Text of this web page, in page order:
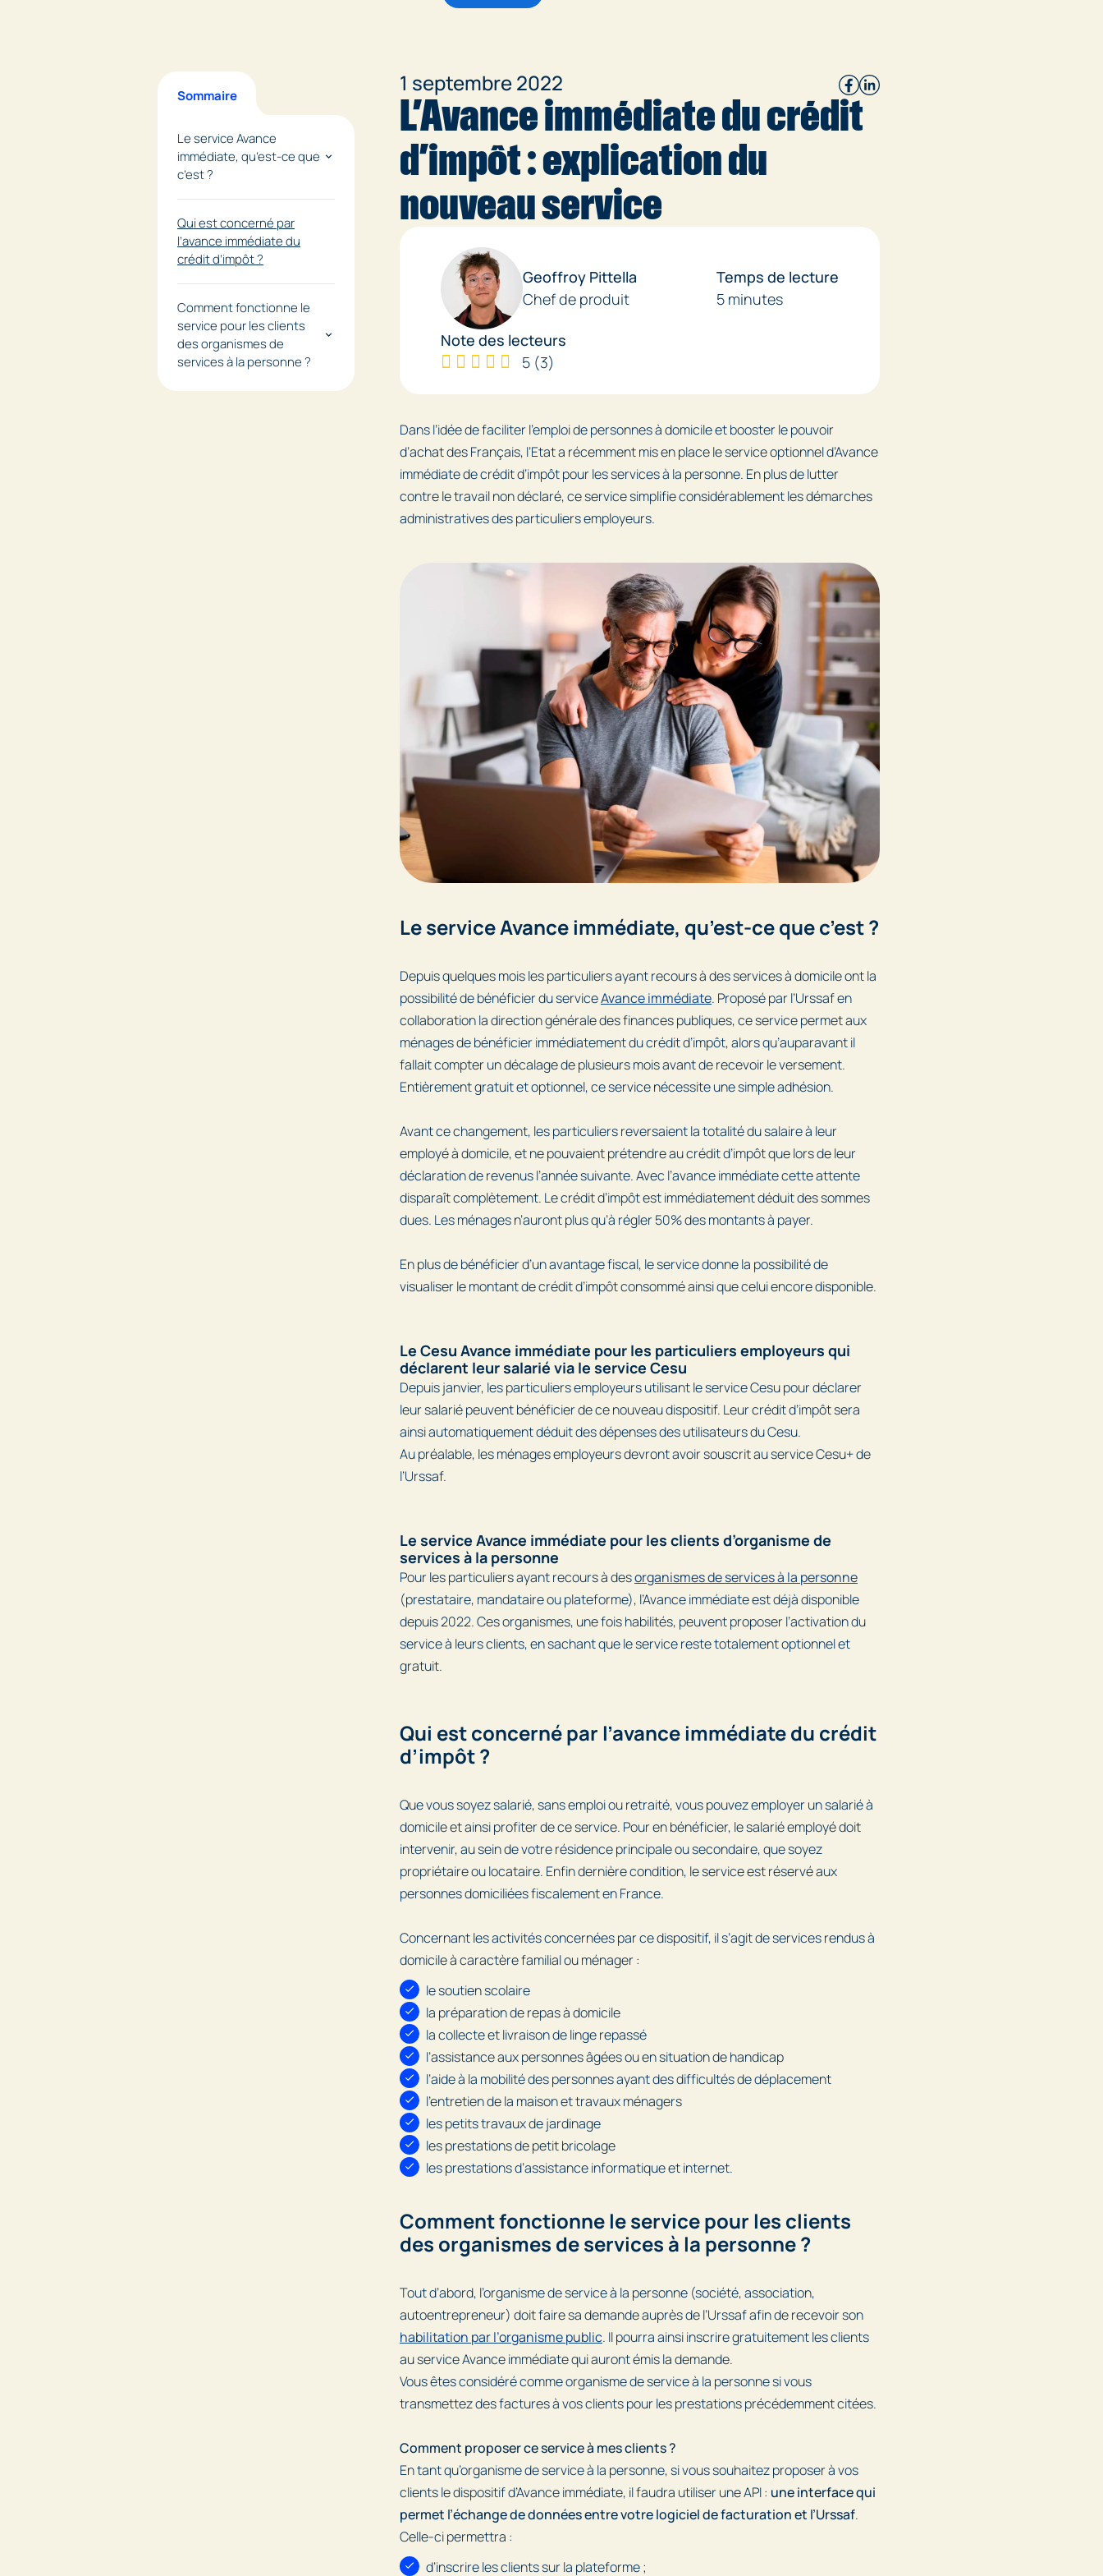
Sommaire
Le service Avance
immédiate, qu’est-ce que
c’est ?
Qui est concerné par
l’avance immédiate du
crédit d’impôt ?
Comment fonctionne le
service pour les clients
des organismes de
services à la personne ?
1 septembre 2022
L’Avance immédiate du crédit
d’impôt : explication du
nouveau service
Geoffroy Pittella
Chef de produit
Temps de lecture
5 minutes
Note des lecteurs
5 (3)
Dans l’idée de faciliter l’emploi de personnes à domicile et booster le pouvoir
d’achat des Français, l’Etat a récemment mis en place le service optionnel d’Avance
immédiate de crédit d’impôt pour les services à la personne. En plus de lutter
contre le travail non déclaré, ce service simplifie considérablement les démarches
administratives des particuliers employeurs.
Le service Avance immédiate, qu’est-ce que c’est ?
Depuis quelques mois les particuliers ayant recours à des services à domicile ont la
possibilité de bénéficier du serviceAvance immédiate. Proposé par l’Urssaf en
collaboration la direction générale des finances publiques, ce service permet aux
ménages de bénéficier immédiatement du crédit d’impôt, alors qu’auparavant il
fallait compter un décalage de plusieurs mois avant de recevoir le versement.
Entièrement gratuit et optionnel, ce service nécessite une simple adhésion.
Avant ce changement, les particuliers reversaient la totalité du salaire à leur
employé à domicile, et ne pouvaient prétendre au crédit d’impôt que lors de leur
déclaration de revenus l’année suivante. Avec l’avance immédiate cette attente
disparaît complètement. Le crédit d’impôt est immédiatement déduit des sommes
dues. Les ménages n’auront plus qu’à régler 50% des montants à payer.
En plus de bénéficier d’un avantage fiscal, le service donne la possibilité de
visualiser le montant de crédit d’impôt consommé ainsi que celui encore disponible.
Le Cesu Avance immédiate pour les particuliers employeurs qui
déclarent leur salarié via le service Cesu
Depuis janvier, les particuliers employeurs utilisant le service Cesu pour déclarer
leur salarié peuvent bénéficier de ce nouveau dispositif. Leur crédit d’impôt sera
ainsi automatiquement déduit des dépenses des utilisateurs du Cesu.
Au préalable, les ménages employeurs devront avoir souscrit au service Cesu+ de
l’Urssaf.
Le service Avance immédiate pour les clients d’organisme de
services à la personne
Pour les particuliers ayant recours à desorganismes de services à la personne
(prestataire, mandataire ou plateforme), l’Avance immédiate est déjà disponible
depuis 2022. Ces organismes, une fois habilités, peuvent proposer l’activation du
service à leurs clients, en sachant que le service reste totalement optionnel et
gratuit.
Qui est concerné par l’avance immédiate du crédit
d’impôt ?
Que vous soyez salarié, sans emploi ou retraité, vous pouvez employer un salarié à
domicile et ainsi profiter de ce service. Pour en bénéficier, le salarié employé doit
intervenir, au sein de votre résidence principale ou secondaire, que soyez
propriétaire ou locataire. Enfin dernière condition, le service est réservé aux
personnes domiciliées fiscalement en France.
Concernant les activités concernées par ce dispositif, il s’agit de services rendus à
domicile à caractère familial ou ménager :
le soutien scolaire
la préparation de repas à domicile
la collecte et livraison de linge repassé
l’assistance aux personnes âgées ou en situation de handicap
l’aide à la mobilité des personnes ayant des difficultés de déplacement
l’entretien de la maison et travaux ménagers
les petits travaux de jardinage
les prestations de petit bricolage
les prestations d’assistance informatique et internet.
Comment fonctionne le service pour les clients
des organismes de services à la personne ?
Tout d’abord, l’organisme de service à la personne (société, association,
autoentrepreneur) doit faire sa demande auprès de l’Urssaf afin de recevoir son
habilitation par l’organisme public. Il pourra ainsi inscrire gratuitement les clients
au service Avance immédiate qui auront émis la demande.
Vous êtes considéré comme organisme de service à la personne si vous
transmettez des factures à vos clients pour les prestations précédemment citées.
Comment proposer ce service à mes clients ?
En tant qu’organisme de service à la personne, si vous souhaitez proposer à vos
clients le dispositif d’Avance immédiate, il faudra utiliser une API : une interface qui
permet l’échange de données entre votre logiciel de facturation et l’Urssaf.
Celle-ci permettra :
d’inscrire les clients sur la plateforme ;